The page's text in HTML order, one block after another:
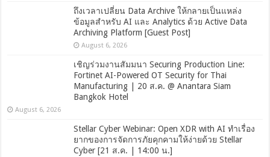
ถึงเวลาเปลี่ยน Data Archive ให้กลายเป็นแหล่ง
ข้อมูลสำหรับ AI และ Analytics ด้วย Active Data
Archiving Platform [Guest Post]
August 6, 2026
เชิญร่วมงานสัมมนา Securing Production Line:
Fortinet AI-Powered OT Security for Thai
Manufacturing | 20 ส.ค. @ Anantara Siam
Bangkok Hotel
August 6, 2026
Stellar Cyber Webinar: Open XDR with AI ทำเรื่อง
ยากของการจัดการภัยคุกคามให้ง่ายด้วย Stellar
Cyber [21 ส.ค. | 14:00 น.]